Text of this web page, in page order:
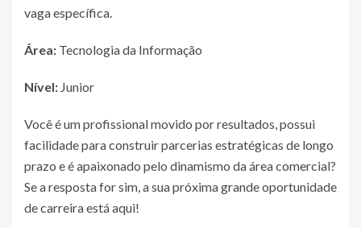
vaga específica.
Área: Tecnologia da Informação
Nível: Junior
Você é um profissional movido por resultados, possui
facilidade para construir parcerias estratégicas de longo
prazo e é apaixonado pelo dinamismo da área comercial?
Se a resposta for sim, a sua próxima grande oportunidade
de carreira está aqui!